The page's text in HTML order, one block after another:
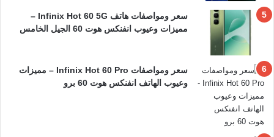
سعر ومواصفات هاتف Infinix Hot 60 5G –
مميزات وعيوب انفنكس هوت 60 الجيل الخامس
سعر ومواصفات Infinix Hot 60 Pro – مميزات
وعيوب الهاتف انفنكس هوت 60 برو